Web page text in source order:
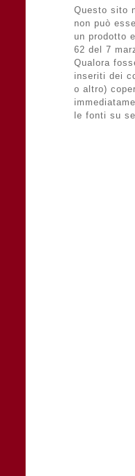
Questo sito
non può
un prodotto
62 del 7
Qualora
inseriti dei
o altro)
le fonti su